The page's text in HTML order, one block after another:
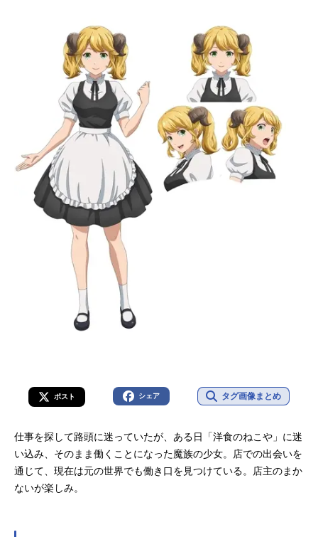
ポスト シェア タグ画像まとめ
仕事を探して路頭に迷っていたが、ある日「洋食のねこや」に迷
い込み、そのまま働くことになった魔族の少女。店での出会いを
通じて、現在は元の世界でも働き口を見つけている。店主のまか
ないが楽しみ。